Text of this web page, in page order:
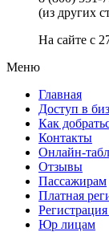
(из других
На сайте с
Меню
Главная
Доступ в
Как
Контакты
Онлайн-
Отзывы
Пассажирам
Платная
Юр лицам